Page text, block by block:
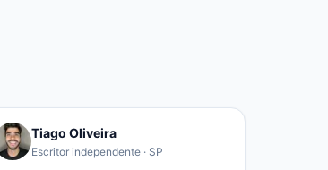
Tiago Oliveira
Escritor independente · SP